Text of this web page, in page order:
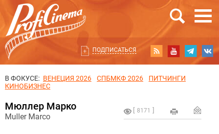
ПОДПИСАТЬСЯ
В ФОКУСЕ: ВЕНЕЦИЯ 2026 СПБМКФ 2026
ПИТЧИНГИ
КИНОБИЗНЕС
8171
Мюллер Марко
Muller Marco